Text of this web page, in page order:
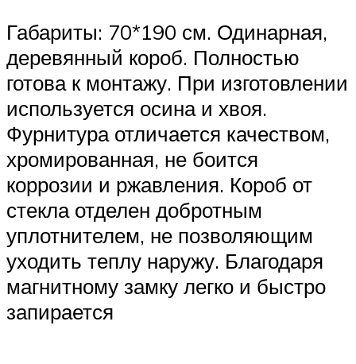
Габариты: 70*190 см. Одинарная,
деревянный короб. Полностью
готова к монтажу. При изготовлении
используется осина и хвоя.
Фурнитура отличается качеством,
хромированная, не боится
коррозии и ржавления. Короб от
стекла отделен добротным
уплотнителем, не позволяющим
уходить теплу наружу. Благодаря
магнитному замку легко и быстро
запирается